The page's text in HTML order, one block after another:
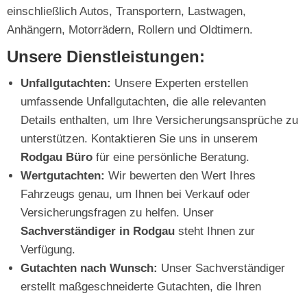
einschließlich Autos, Transportern, Lastwagen,
Anhängern, Motorrädern, Rollern und Oldtimern.
Unsere Dienstleistungen:
Unfallgutachten: Unsere Experten erstellen
umfassende Unfallgutachten, die alle relevanten
Details enthalten, um Ihre Versicherungsansprüche zu
unterstützen. Kontaktieren Sie uns in unserem
Rodgau Büro für eine persönliche Beratung.
Wertgutachten: Wir bewerten den Wert Ihres
Fahrzeugs genau, um Ihnen bei Verkauf oder
Versicherungsfragen zu helfen. Unser
Sachverständiger in Rodgau steht Ihnen zur
Verfügung.
Gutachten nach Wunsch: Unser Sachverständiger
erstellt maßgeschneiderte Gutachten, die Ihren